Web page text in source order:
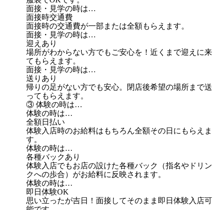
面接・見学の時は…
面接時交通費
面接時の交通費が一部または全額もらえます。
面接・見学の時は…
迎えあり
場所がわからない方でもご安心を！近くまで迎えに来
てもらえます。
面接・見学の時は…
送りあり
帰りの足がない方でも安心。閉店後希望の場所まで送
ってもらえます。
③ 体験の時は…
体験の時は…
全額日払い
体験入店時のお給料はもちろん全額その日にもらえま
す。
体験の時は…
各種バックあり
体験入店でもお店の設けた各種バック（指名やドリン
クへの歩合）がお給料に反映されます。
体験の時は…
即日体験OK
思い立ったが吉日！面接してそのまま即日体験入店可